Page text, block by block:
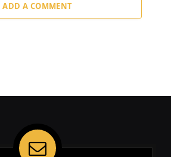
ADD A COMMENT